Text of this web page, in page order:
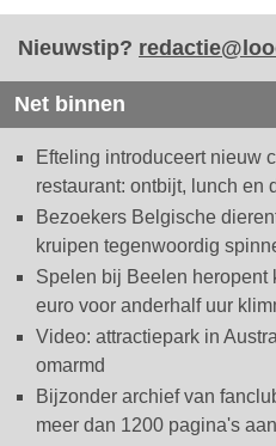
Nieuwstip?
Net binnen
Efteling introduceert nieuw
restaurant: ontbijt, lunch en
Bezoekers Belgische
kruipen tegenwoordig
Spelen bij Beelen
euro voor anderhalf uur
Video: attractiepark in
omarmd
Bijzonder archief van
meer dan 1200 pagina's